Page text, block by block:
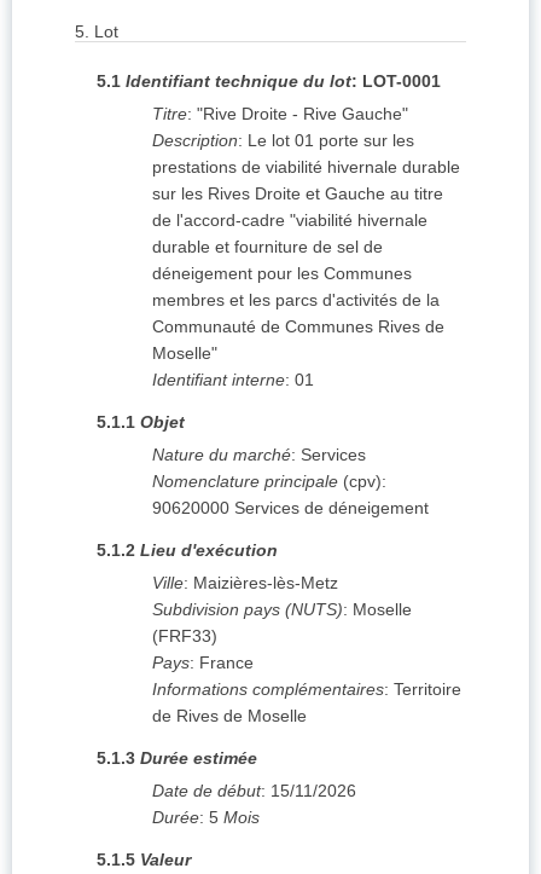
5. Lot
5.1 Identifiant technique du lot: LOT-0001
Titre: "Rive Droite - Rive Gauche"
Description: Le lot 01 porte sur les
prestations de viabilité hivernale durable
sur les Rives Droite et Gauche au titre
de l'accord-cadre "viabilité hivernale
durable et fourniture de sel de
déneigement pour les Communes
membres et les parcs d'activités de la
Communauté de Communes Rives de
Moselle"
Identifiant interne: 01
5.1.1 Objet
Nature du marché: Services
Nomenclature principale (cpv):
90620000 Services de déneigement
5.1.2 Lieu d'exécution
Ville: Maizières-lès-Metz
Subdivision pays (NUTS): Moselle
(FRF33)
Pays: France
Informations complémentaires: Territoire
de Rives de Moselle
5.1.3 Durée estimée
Date de début: 15/11/2026
Durée: 5 Mois
5.1.5 Valeur